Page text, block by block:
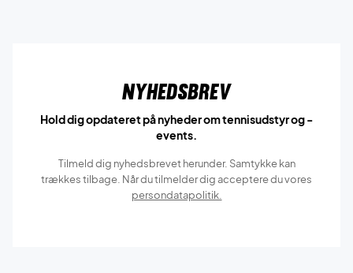
Nyhedsbrev
Hold dig opdateret på nyheder om tennisudstyr og -
events.
Tilmeld dig nyhedsbrevet herunder. Samtykke kan
trækkes tilbage. Når du tilmelder dig acceptere du vores
persondatapolitik.